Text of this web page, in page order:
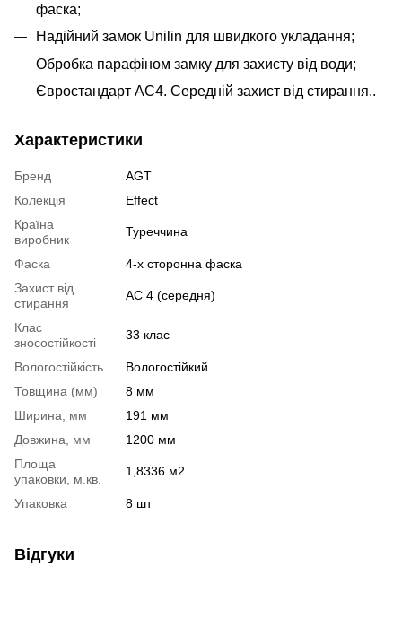
фаска;
Надійний замок Unilin для швидкого укладання;
Обробка парафіном замку для захисту від води;
Євростандарт AC4. Середній захист від стирання..
Характеристики
Бренд
AGT
Колекція
Effect
Країна
виробник
Туреччина
Фаска
4-х сторонна фаска
Захист від
стирання
АС 4 (середня)
Клас
зносостійкості
33 клас
Вологостійкість
Вологостійкий
Товщина (мм)
8 мм
Ширина, мм
191 мм
Довжина, мм
1200 мм
Площа
упаковки, м.кв.
1,8336 м2
Упаковка 8 шт
Відгуки